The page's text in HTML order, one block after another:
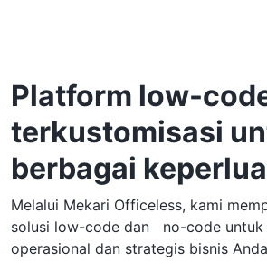
Platform low-
terkustomisasi
berbagai
Melalui Mekari Officeless, kami
solusi low-code dan no-code untuk
operasional dan strategis bisnis